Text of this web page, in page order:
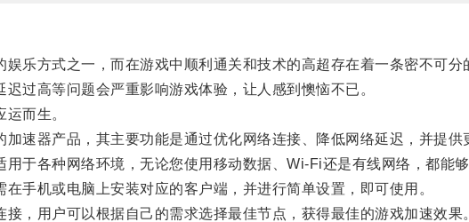
方式之一，而在游戏中顺利通关和技术的高超存在着一条密不可分
高等问题会严重影响游戏体验，让人感到懊恼不已。
而生。
器产品，其主要功能是通过优化网络连接、降低网络延迟，并提供
各种网络环境，无论您使用移动数据、Wi-Fi还是有线网络，都能够
机或电脑上安装对应的客户端，并进行简单设置，即可使用。
用户可以根据自己的需求选择最佳节点，获得最佳的游戏加速效果